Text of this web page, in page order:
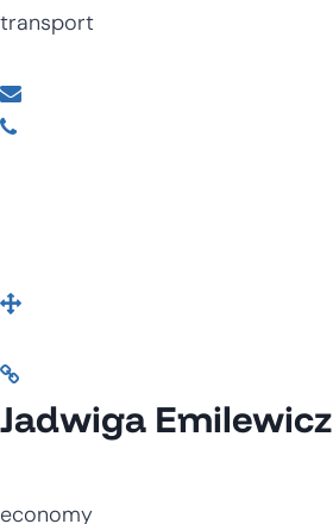
transport
Jadwiga Emilewicz
economy